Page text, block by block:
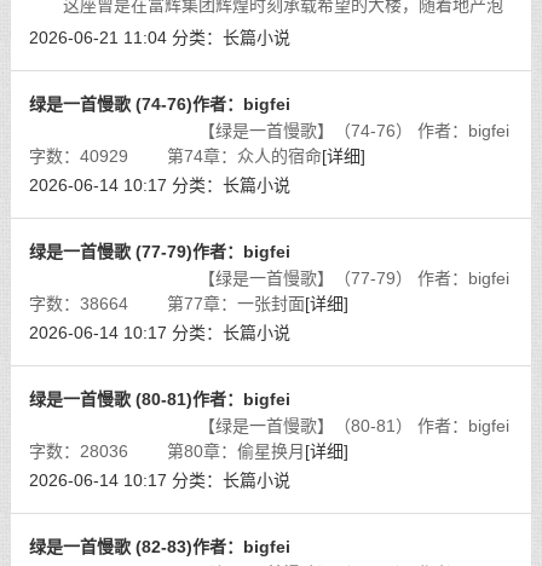
这座曾是在富辉集团辉煌时刻承载希望的大楼，随着地产泡
沫破裂，资金链断裂而烂尾，多年后终于被【炽曜科技】收购。
2026-06-21 11:04 分类： 长篇小说
绿是一首慢歌 (74-76)作者：bigfei
【绿是一首慢歌】（74-76） 作者：bigfei
字数：40929 第74章：众人的宿命[详细]
2026-06-14 10:17 分类： 长篇小说
绿是一首慢歌 (77-79)作者：bigfei
【绿是一首慢歌】（77-79） 作者：bigfei
字数：38664 第77章：一张封面[详细]
2026-06-14 10:17 分类： 长篇小说
绿是一首慢歌 (80-81)作者：bigfei
【绿是一首慢歌】（80-81） 作者：bigfei
字数：28036 第80章：偷星换月 [详细]
2026-06-14 10:17 分类： 长篇小说
绿是一首慢歌 (82-83)作者：bigfei